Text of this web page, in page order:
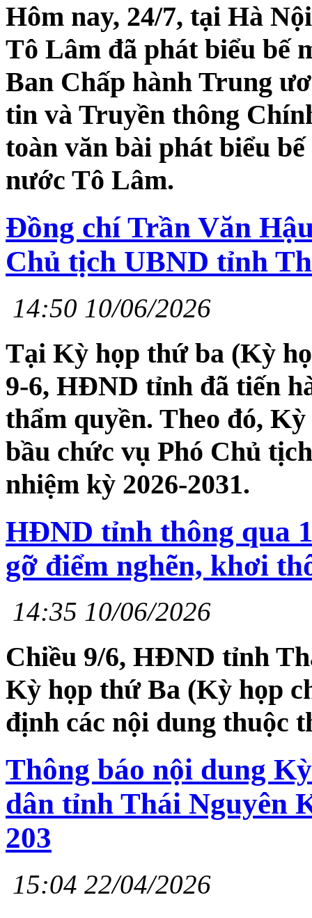
Hôm nay, 24/7, tại Hà
Tô Lâm đã phát biểu bế
Ban Chấp hành Trung
tin và Truyền thông
toàn văn bài phát biểu
nước Tô Lâm.
Đồng chí Trần Văn
Chủ tịch UBND tỉnh
14:50 10/06/2026
Tại Kỳ họp thứ ba (Kỳ
9-6, HĐND tỉnh đã tiến
thẩm quyền. Theo đó,
bầu chức vụ Phó Chủ
nhiệm kỳ 2026-2031.
HĐND tỉnh thông qua
gỡ điểm nghẽn, khơi
14:35 10/06/2026
Chiều 9/6, HĐND tỉnh
Kỳ họp thứ Ba (Kỳ họp
định các nội dung thuộc
Thông báo nội dung
dân tỉnh Thái Nguyên
203
15:04 22/04/2026